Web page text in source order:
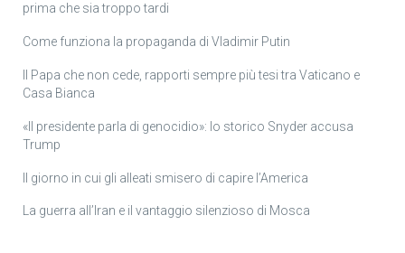
prima che sia troppo tardi
Come funziona la propaganda di Vladimir Putin
Il Papa che non cede, rapporti sempre più tesi tra Vaticano e
Casa Bianca
«Il presidente parla di genocidio»: lo storico Snyder accusa
Trump
Il giorno in cui gli alleati smisero di capire l’America
La guerra all’Iran e il vantaggio silenzioso di Mosca